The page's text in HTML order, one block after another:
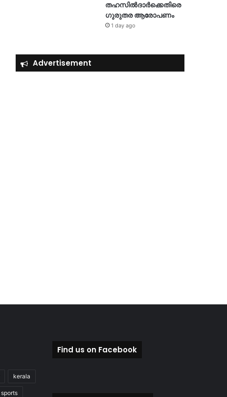
തഹസിൽദാർക്കെതിരെ
ഗുരുതര ആരോപണം
1 day ago
Advertisement
kerala
sports
Find us on Facebook